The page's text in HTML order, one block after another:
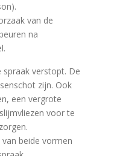
van de
na
spraak verstopt. De
zijn. Ook
een vergrote
voor te
beide vormen